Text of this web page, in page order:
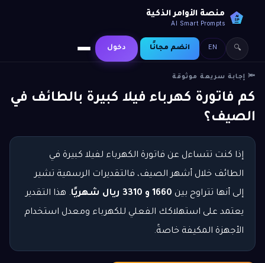
AI
SP
منصة الأوامر الذكية
AI Smart Prompts
🔍
EN انضم مجانًا دخول
🔦 إجابة سريعة موثوقة
كم فاتورة كهرباء فيلا كبيرة بالطائف في
الصيف؟
إذا كنت تتساءل عن فاتورة الكهرباء لفيلا كبيرة في
الطائف خلال أشهر الصيف، فالتقديرات الرسمية تشير
إلى أنها تتراوح بين 1660 و 3310 ريال شهريًا
. هذا التقدير
يعتمد على استهلاكك الفعلي للكهرباء ومعدل استخدام
الأجهزة المكيفة خاصةً.